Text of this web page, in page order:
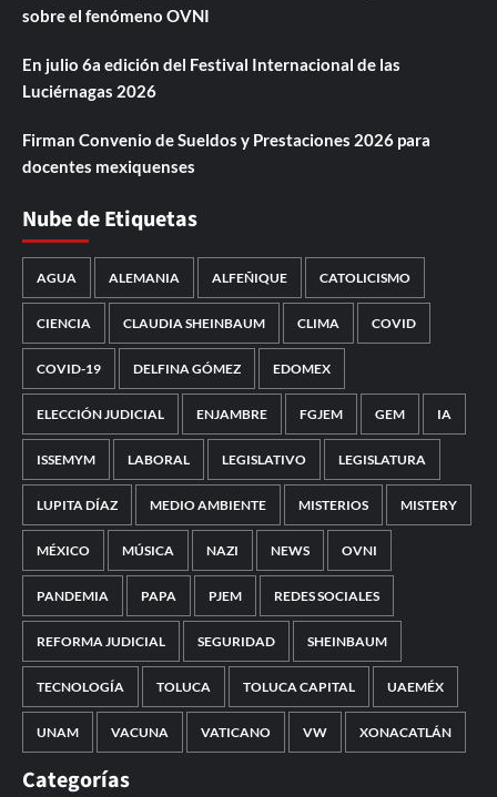
sobre el fenómeno OVNI
En julio 6a edición del Festival Internacional de las
Luciérnagas 2026
Firman Convenio de Sueldos y Prestaciones 2026 para
docentes mexiquenses
Nube de Etiquetas
AGUA ALEMANIA ALFEÑIQUE CATOLICISMO
CIENCIA CLAUDIA SHEINBAUM CLIMA COVID
COVID-19 DELFINA GÓMEZ EDOMEX
ELECCIÓN JUDICIAL ENJAMBRE FGJEM GEM IA
ISSEMYM LABORAL LEGISLATIVO LEGISLATURA
LUPITA DÍAZ MEDIO AMBIENTE MISTERIOS MISTERY
MÉXICO MÚSICA NAZI NEWS OVNI
PANDEMIA PAPA PJEM REDES SOCIALES
REFORMA JUDICIAL SEGURIDAD SHEINBAUM
TECNOLOGÍA TOLUCA TOLUCA CAPITAL UAEMÉX
UNAM VACUNA VATICANO VW XONACATLÁN
Categorías